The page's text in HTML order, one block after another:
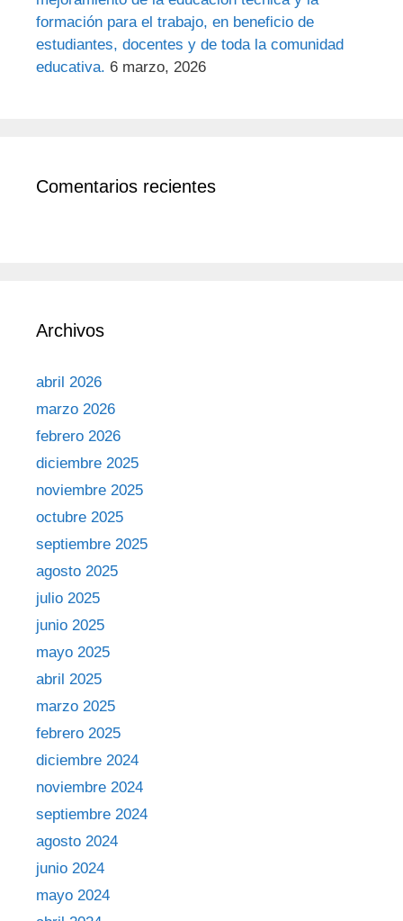
formación para el trabajo, en beneficio de
estudiantes, docentes y de toda la comunidad
educativa. 6 marzo, 2026
Comentarios recientes
Archivos
abril 2026
marzo 2026
febrero 2026
diciembre 2025
noviembre 2025
octubre 2025
septiembre 2025
agosto 2025
julio 2025
junio 2025
mayo 2025
abril 2025
marzo 2025
febrero 2025
diciembre 2024
noviembre 2024
septiembre 2024
agosto 2024
junio 2024
mayo 2024